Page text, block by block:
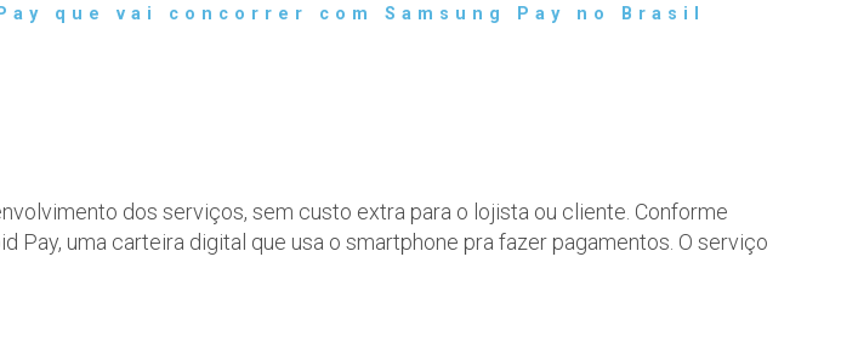
que vai concorrer com Samsung Pay no Brasil
dos serviços, sem custo extra para o lojista ou cliente. Conforme
uma carteira digital que usa o smartphone pra fazer pagamentos. O serviço